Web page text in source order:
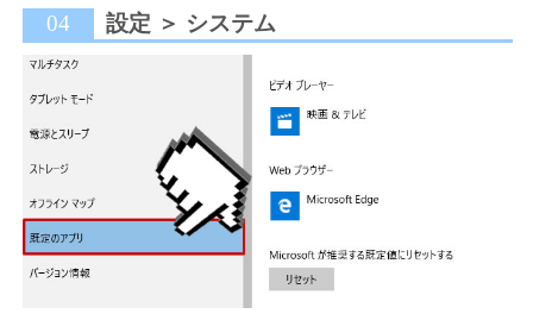
04 設定 ＞ システム